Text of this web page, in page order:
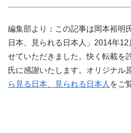
編集部より：この記事は岡本裕明
日本、見られる日本人」2014年
せていただきました。快く転載を
氏に感謝いたします。オリジナル
ら見る日本、見られる日本人 をご